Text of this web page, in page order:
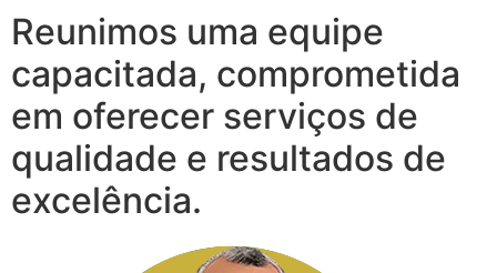
Reunimos uma equipe
capacitada, comprometida
em oferecer serviços de
qualidade e resultados de
excelência.